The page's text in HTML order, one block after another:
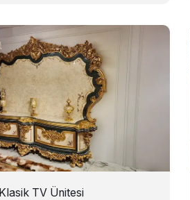
TV Ünitesi